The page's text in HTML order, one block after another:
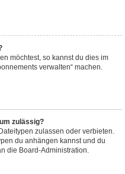
möchtest, so kannst du dies im
verwalten“ machen.
zulässig?
zulassen oder verbieten.
du anhängen kannst und du
die Board-Administration.